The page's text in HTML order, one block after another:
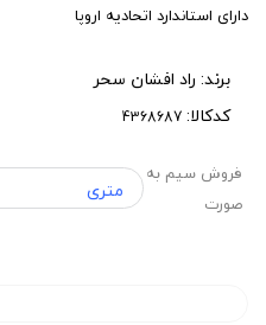
دارای استاندارد اتحادیه اروپا
برند: راد افشان سحر
کدکالا:
فروش سیم به
صورت